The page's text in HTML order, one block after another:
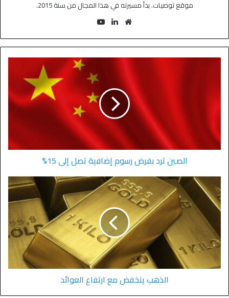
موقع توصيات. بدأ مسيرته في هذا المجال من سنة 2015.
الصين ترد بفرض رسوم إضافية تصل إلى 15%
الذهب ينخفض مع ارتفاع العوائد